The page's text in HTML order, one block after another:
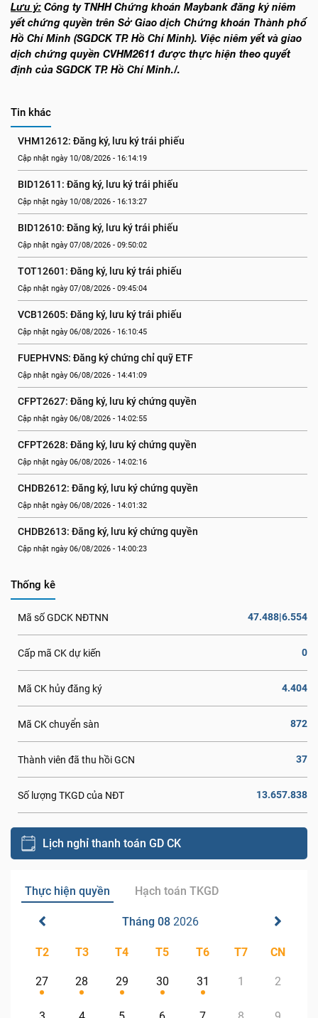
Lưu ý: Công ty TNHH Chứng khoán Maybank đăng ký niêm
yết chứng quyền trên Sở Giao dịch Chứng khoán Thành phố
Hồ Chí Minh (SGDCK TP. Hồ Chí Minh). Việc niêm yết và giao
dịch chứng quyền CVHM2611 được thực hiện theo quyết
định của SGDCK TP. Hồ Chí Minh./.
Tin khác
VHM12612: Đăng ký, lưu ký trái phiếu
Cập nhật ngày 10/08/2026 - 16:14:19
BID12611: Đăng ký, lưu ký trái phiếu
Cập nhật ngày 10/08/2026 - 16:13:27
BID12610: Đăng ký, lưu ký trái phiếu
Cập nhật ngày 07/08/2026 - 09:50:02
TOT12601: Đăng ký, lưu ký trái phiếu
Cập nhật ngày 07/08/2026 - 09:45:04
VCB12605: Đăng ký, lưu ký trái phiếu
Cập nhật ngày 06/08/2026 - 16:10:45
FUEPHVNS: Đăng ký chứng chỉ quỹ ETF
Cập nhật ngày 06/08/2026 - 14:41:09
CFPT2627: Đăng ký, lưu ký chứng quyền
Cập nhật ngày 06/08/2026 - 14:02:55
CFPT2628: Đăng ký, lưu ký chứng quyền
Cập nhật ngày 06/08/2026 - 14:02:16
CHDB2612: Đăng ký, lưu ký chứng quyền
Cập nhật ngày 06/08/2026 - 14:01:32
CHDB2613: Đăng ký, lưu ký chứng quyền
Cập nhật ngày 06/08/2026 - 14:00:23
Thống kê
Mã số GDCK NĐTNN 47.488|6.554
Cấp mã CK dự kiến 0
Mã CK hủy đăng ký 4.404
Mã CK chuyển sàn 872
Thành viên đã thu hồi GCN 37
Số lượng TKGD của NĐT 13.657.838
Lịch nghỉ thanh toán GD CK
Thực hiện quyền Hạch toán TKGD
Tháng 08 2026
T2 T3 T4 T5 T6 T7 CN
27 28 29 30 31 1 2